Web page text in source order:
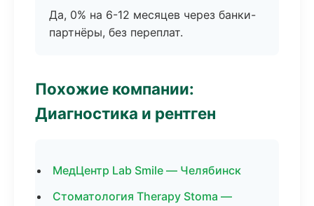
Да, 0% на 6-12 месяцев через банки-
партнёры, без переплат.
Похожие компании:
Диагностика и рентген
МедЦентр Lab Smile — Челябинск
Стоматология Therapy Stoma —